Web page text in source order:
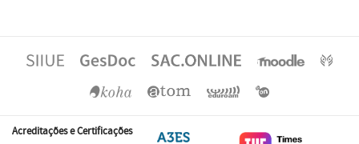
Acreditações e Certificações